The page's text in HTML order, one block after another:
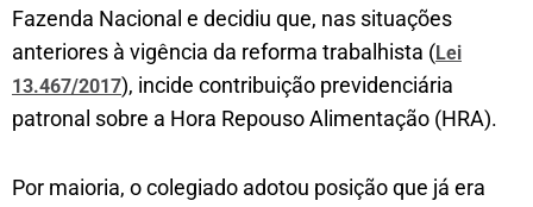
Fazenda Nacional e decidiu que, nas situações
anteriores à vigência da reforma trabalhista (Lei
13.467/2017), incide contribuição previdenciária
patronal sobre a Hora Repouso Alimentação (HRA).
Por maioria, o colegiado adotou posição que já era